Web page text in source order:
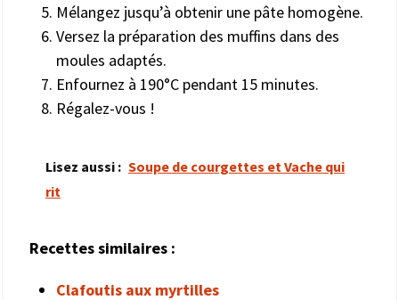
Mélangez jusqu’à obtenir une pâte homogène.
Versez la préparation des muffins dans des
moules adaptés.
Enfournez à 190°C pendant 15 minutes.
Régalez-vous !
Lisez aussi : Soupe de courgettes et Vache qui
rit
Recettes similaires :
Clafoutis aux myrtilles